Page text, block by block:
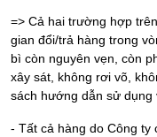
=> Cả hai trường hợp
gian đổi/trả hàng trong
bì còn nguyên vẹn, còn
xây sát, không rơi võ,
sách hướng dẫn sử dụng
- Tất cả hàng do Công ty